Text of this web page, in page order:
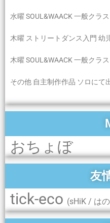
水曜 SOUL&WAACK 一般クラス
木曜 ストリートダンス入門 幼
木曜 SOUL&WAACK 一般クラス
その他 自主制作作品 ソロにて
おちょぼ
友
tick-eco (sHiK / は